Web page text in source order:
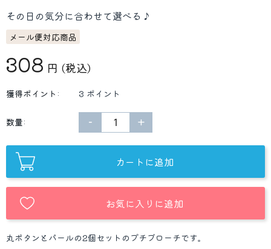
その日の気分に合わせて選べる♪
メール便対応商品
308 円 (税込)
獲得ポイント: 3 ポイント
数量: +
−
カートに追加
お気に入りに追加
丸ボタンとパールの2個セットのプチブローチです。